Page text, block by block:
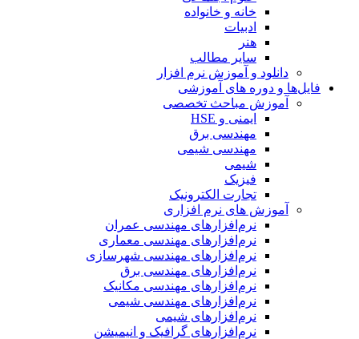
خانه و خانواده
ادبیات
هنر
سایر مطالب
دانلود و آموزش نرم افزار
فایل‌ها و دوره های آموزشی
آموزش مباحث تخصصی
ایمنی و HSE
مهندسی برق
مهندسی شیمی
شیمی
فیزیک
تجارت الکترونیک
آموزش های نرم افزاری
نرم‌افزارهای مهندسی عمران
نرم‌افزارهای مهندسی معماری
نرم‌افزارهای مهندسی شهرسازی
نرم‌افزارهای مهندسی برق
نرم‌افزارهای مهندسی مکانیک
نرم‌افزارهای مهندسی شیمی
نرم‌افزارهای شیمی
نرم‌افزارهای گرافیک و انیمیشن